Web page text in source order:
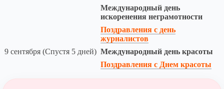
Международный день
искоренения неграмотности
Поздравления с день
журналистов
9 сентября (Спустя 5 дней) Международный день красоты
Поздравления с Днем красоты